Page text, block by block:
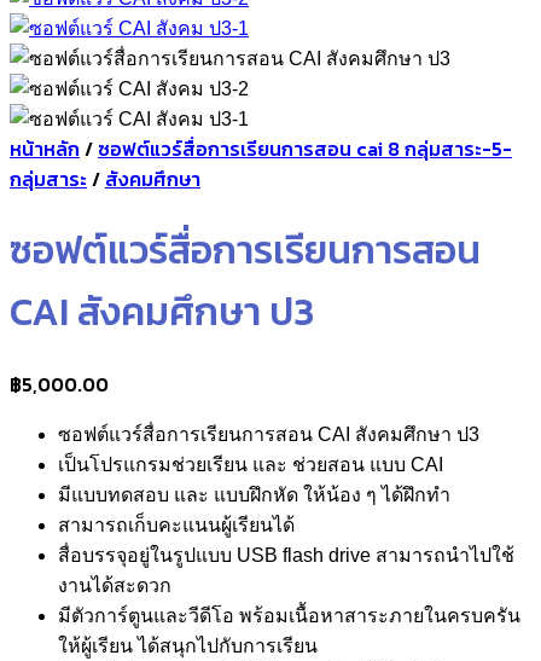
หน้าหลัก / ซอฟต์แวร์สื่อการเรียนการสอน cai 8 กลุ่มสาระ-5-
กลุ่มสาระ / สังคมศึกษา
ซอฟต์แวร์สื่อการเรียนการสอน
CAI สังคมศึกษา ป3
฿5,000.00
ซอฟต์แวร์สื่อการเรียนการสอน CAI สังคมศึกษา ป3
เป็นโปรแกรมช่วยเรียน และ ช่วยสอน แบบ CAI
มีแบบทดสอบ และ แบบฝึกหัด ให้น้อง ๆ ได้ฝึกทำ
สามารถเก็บคะแนนผู้เรียนได้
สื่อบรรจุอยู่ในรูปแบบ USB flash drive สามารถนำไปใช้
งานได้สะดวก
มีตัวการ์ตูนและวีดีโอ พร้อมเนื้อหาสาระภายในครบครัน
ให้ผู้เรียน ได้สนุกไปกับการเรียน